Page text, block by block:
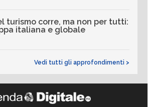
turismo corre, ma non per tutti:
italiana e globale
Vedi tutti gli approfondimenti >